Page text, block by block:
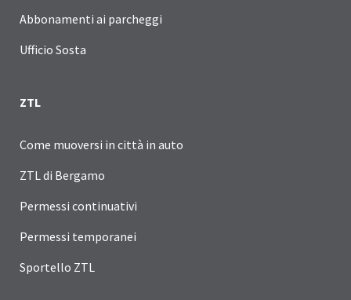
Abbonamenti ai parcheggi
Ufficio Sosta
ZTL
Come muoversi in città in auto
ZTL di Bergamo
Permessi continuativi
Permessi temporanei
Sportello ZTL